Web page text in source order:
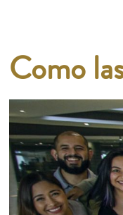
Como